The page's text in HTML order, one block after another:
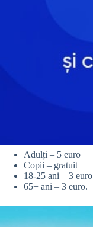
Adulți – 5 euro
Copii – gratuit
18-25 ani – 3 euro
65+ ani – 3 euro.